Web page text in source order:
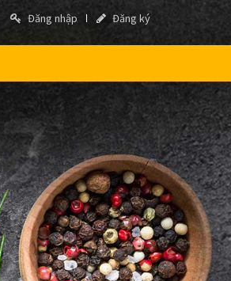
Đăng nhập Đăng ký